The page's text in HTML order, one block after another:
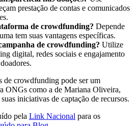
prestação de contas e comunicados
de crowdfunding? Depende
tem suas vantagens específicas.
de crowdfunding? Utilize
digital, redes sociais e engajamento
de crowdfunding pode ser um
ONGs como a de Mariana Oliveira,
iniciativas de captação de recursos.
pela Link Nacional para os